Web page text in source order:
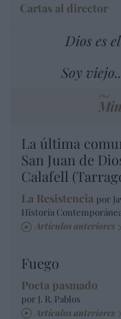
Cartas al director
Dios es
Soy
La última
San Juan de
Calafell
La Resistencia por
Historia
Artículos anteriores
Fuego
Poeta pasmado
por J. R. Pablos
Artículos anteriores